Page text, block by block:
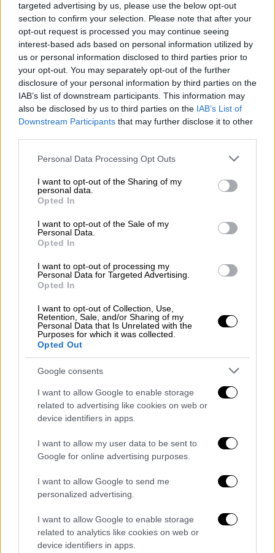
targeted advertising by us, please use the below opt-out
section to confirm your selection. Please note that after your
opt-out request is processed you may continue seeing
interest-based ads based on personal information utilized by
us or personal information disclosed to third parties prior to
your opt-out. You may separately opt-out of the further
disclosure of your personal information by third parties on the
IAB’s list of downstream participants. This information may
also be disclosed by us to third parties on the IAB’s List of
Downstream Participants that may further disclose it to other
Please note that this website/app uses one or more Google
not limited to your visit or usage behaviour. You may click to
grant or deny consent to Google and its third-party tags to
use your data for below specified purposes in below Google
consent section.
Personal Data Processing Opt Outs
I want to opt-out of the Sharing of my
personal data.
Opted In
I want to opt-out of the Sale of my
Personal Data.
Opted In
I want to opt-out of processing my
Personal Data for Targeted Advertising.
Opted In
I want to opt-out of Collection, Use,
Retention, Sale, and/or Sharing of my
Personal Data that Is Unrelated with the
Purposes for which it was collected.
Opted Out
Google consents
I want to allow Google to enable storage
related to advertising like cookies on web or
device identifiers in apps.
I want to allow my user data to be sent to
Google for online advertising purposes.
I want to allow Google to send me
personalized advertising.
I want to allow Google to enable storage
related to analytics like cookies on web or
device identifiers in apps.
συμφωνία.
ΔΙΑΒΑΣΤΕ ΕΠΙΣΗΣ
Κόσμος| 17.06.2026 10:00
Ταμείο 300 δισ. δολαρίων για
επενδύσεις στο Ιράν: Τι περιλαμβάνει
η συμφωνία για τον τερματισμό του
πολέμου
BIG: Trump on his Iran deal:
The text is not final; it's a
memorandum of understanding.
If I don't like it, we will go back to
If they don't behave, we will go right
back to dropping bombs.
pic.twitter.com/z7gDajj1Km
— Clash Report (@clashreport)
June
17, 2026
«Αν δεν συμπεριφερθούν σωστά, θα
αρχίσουμε να ξαναρίχνουμε βόμβες»
του τον πρόεδρο της Αιγύπτου, Αλ Σίσι, για
να καταλήξει
λέγοντας ότι το Ιράν δεν έχει
σωστή συμπεριφορά εδώ και 47 χρόνια.
Σύμφωνα με τοBloomberg